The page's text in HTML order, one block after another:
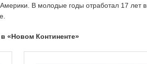
В молодые годы отработал 17 лет в
«Новом Континенте»